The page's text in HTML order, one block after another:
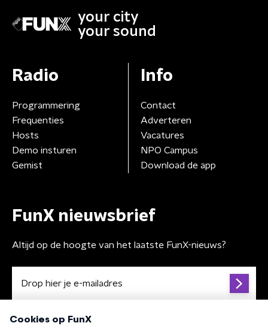
your city
your sound
Radio
Programmering
Frequenties
Hosts
Demo insturen
Gemist
Info
Contact
Adverteren
Vacatures
NPO Campus
Download de app
FunX nieuwsbrief
Altijd op de hoogte van het laatste FunX-nieuws?